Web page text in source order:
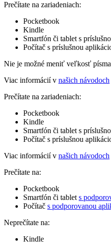
Prečítate na zariadeniach:
Pocketbook
Kindle
Smartfón či tablet s
Počítač s príslušnou
Nie je možné meniť veľkosť
Viac informácií v našich návodoch
Prečítate na zariadeniach:
Pocketbook
Kindle
Smartfón či tablet s
Počítač s príslušnou
Viac informácií v našich návodoch
Prečítate na:
Pocketbook
Smartfón či tablet s
Počítač s podporovanou
Neprečítate na:
Kindle